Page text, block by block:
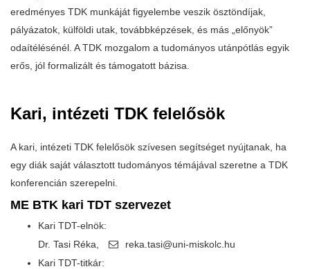
eredményes TDK munkáját figyelembe veszik ösztöndíjak,
pályázatok, külföldi utak, továbbképzések, és más „előnyök”
odaítélésénél. A TDK mozgalom a tudományos utánpótlás egyik
erős, jól formalizált és támogatott bázisa.
Kari, intézeti TDK felelősök
A kari, intézeti TDK felelősök szívesen segítséget nyújtanak, ha
egy diák saját választott tudományos témájával szeretne a TDK
konferencián szerepelni.
ME BTK kari TDT szervezet
Kari TDT-elnök:
Dr. Tasi Réka,
reka.tasi@uni-miskolc.hu
Kari TDT-titkár: